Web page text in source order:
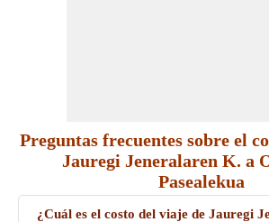
Preguntas frecuentes sobre el
Jauregi Jeneralaren K. a
Pasealekua
¿Cuál es el costo del viaje de Jauregi